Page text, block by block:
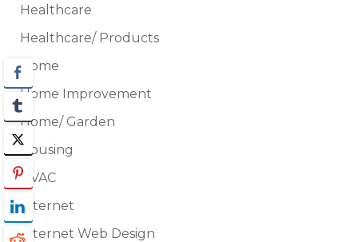
Healthcare
Healthcare/ Products
Home
Home Improvement
Home/ Garden
Housing
HVAC
Internet
Internet Web Design